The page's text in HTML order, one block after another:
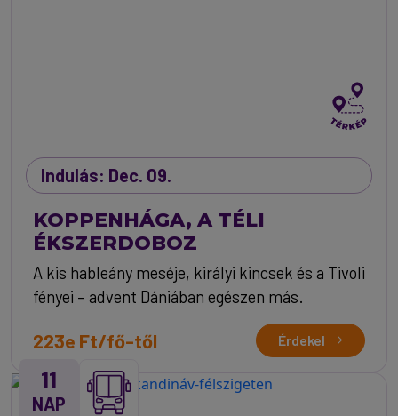
Indulás: Dec. 09.
KOPPENHÁGA, A TÉLI
ÉKSZERDOBOZ
A kis hableány meséje, királyi kincsek és a Tivoli
fényei – advent Dániában egészen más.
223e Ft/fő-től Érdekel
11
NAP